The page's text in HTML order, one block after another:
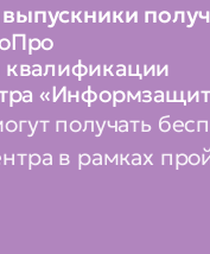
получать
в рамках